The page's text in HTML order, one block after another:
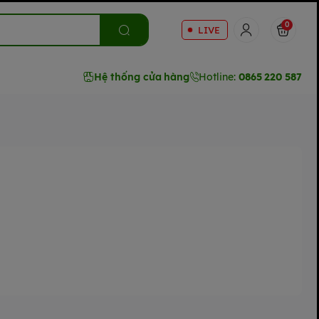
LIVE 0
Hệ thống cửa hàng Hotline: 0865 220 587